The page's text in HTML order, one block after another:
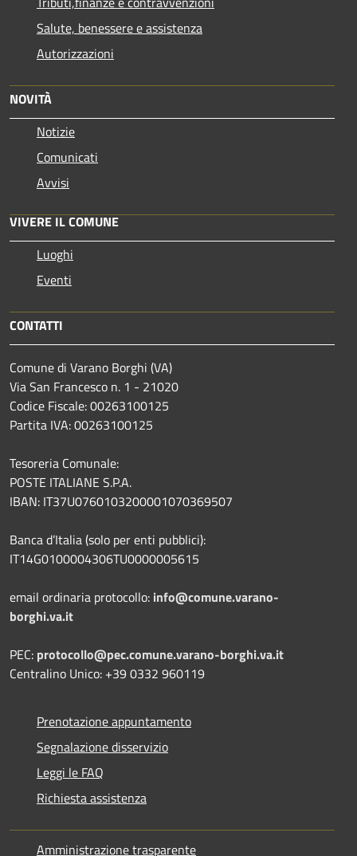
Salute, benessere e assistenza
Autorizzazioni
NOVITÀ
Notizie
Comunicati
Avvisi
VIVERE IL COMUNE
Luoghi
Eventi
CONTATTI
Comune di Varano Borghi (VA)
Via San Francesco n. 1 - 21020
Codice Fiscale: 00263100125
Partita IVA: 00263100125
Tesoreria Comunale:
POSTE ITALIANE S.P.A.
IBAN: IT37U0760103200001070369507
Banca d’Italia (solo per enti pubblici):
IT14G0100004306TU0000005615
email ordinaria protocollo: info@comune.varano-
borghi.va.it
PEC: protocollo@pec.comune.varano-borghi.va.it
Centralino Unico: +39 0332 960119
Prenotazione appuntamento
Segnalazione disservizio
Leggi le FAQ
Richiesta assistenza
Amministrazione trasparente